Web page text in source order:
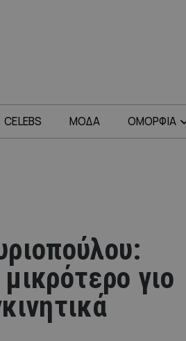
CELEBS ΜΟΔΑ ΟΜΟΡΦΙΑ
γιο